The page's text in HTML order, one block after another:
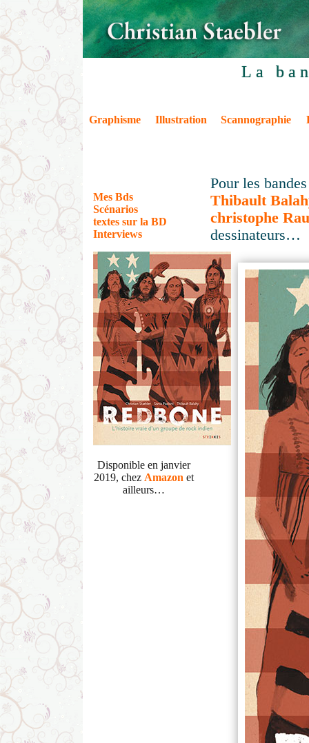
La
Graphisme Illustration Scannographie
Pour les
Thibault
christophe
dessinateurs…
Mes Bds
Scénarios
textes sur la BD
Interviews
Disponible en janvier
2019, chez Amazon et
ailleurs…